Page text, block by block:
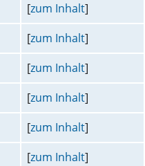
[zum Inhalt]
[zum Inhalt]
[zum Inhalt]
[zum Inhalt]
[zum Inhalt]
[zum Inhalt]